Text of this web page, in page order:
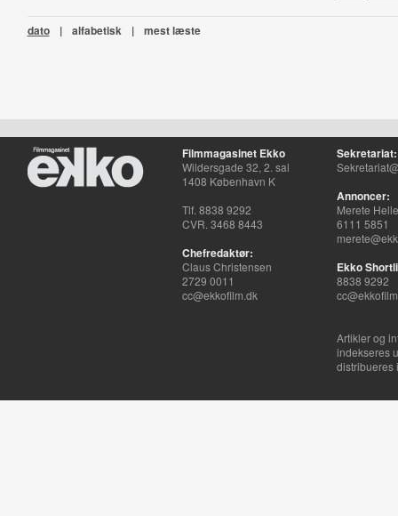
dato | alfabetisk | mest læste
Filmmagasinet Ekko
Wildersgade 32, 2. sal
1408 København K
Tlf. 8838 9292
CVR. 3468 8443
Chefredaktør:
Claus Christensen
2729 0011
cc@ekkofilm.dk
Sekretariat:
Annoncer:
Merete
6111 5851
Ekko
8838 9292
Artikler og
indekseres
distribueres